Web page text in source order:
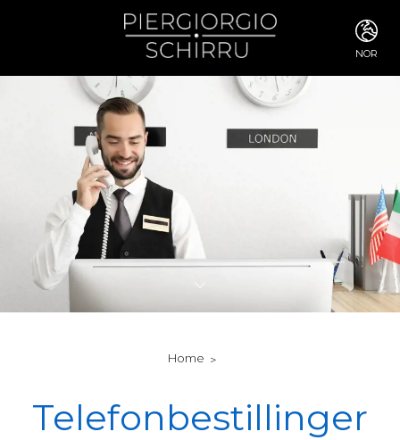
NOR
CHI
JPN
SVE
POR
ARA
DUT
KOR
Home
Telefonbestillinger